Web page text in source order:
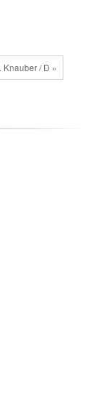
Knauber / D »